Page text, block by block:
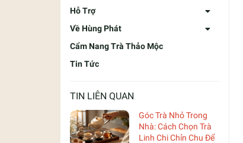
Hỗ Trợ
Về Hùng Phát
Cẩm Nang Trà Thảo Mộc
Tin Tức
TIN LIÊN QUAN
Góc Trà Nhỏ Trong
Nhà: Cách Chọn Trà
Linh Chi Chỉn Chu Để